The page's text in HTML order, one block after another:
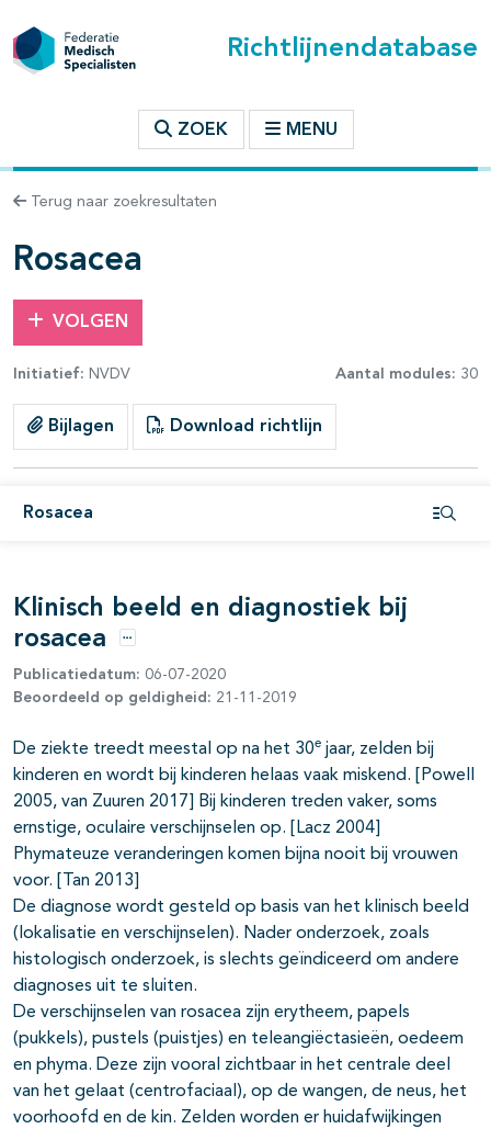
Richtlijnendatabase
ZOEK MENU
Terug naar zoekresultaten
Rosacea
VOLGEN
Initiatief: NVDV Aantal modules: 30
Bijlagen Download richtlijn
Rosacea
binnen deze richtlijn
open- en dichtklappen
open- en dichtklappen
open- en dichtklappen
Klinisch beeld en diagnostiek bij
rosacea
Opties
Publicatiedatum: 06-07-2020
Beoordeeld op geldigheid: 21-11-2019
De ziekte treedt meestal op na het 30e jaar, zelden bij
kinderen en wordt bij kinderen helaas vaak miskend. [Powell
2005, van Zuuren 2017] Bij kinderen treden vaker, soms
ernstige, oculaire verschijnselen op. [Lacz 2004]
Phymateuze veranderingen komen bijna nooit bij vrouwen
voor. [Tan 2013]
De diagnose wordt gesteld op basis van het klinisch beeld
(lokalisatie en verschijnselen). Nader onderzoek, zoals
histologisch onderzoek, is slechts geïndiceerd om andere
diagnoses uit te sluiten.
De verschijnselen van rosacea zijn erytheem, papels
(pukkels), pustels (puistjes) en teleangiëctasieën, oedeem
en phyma. Deze zijn vooral zichtbaar in het centrale deel
van het gelaat (centrofaciaal), op de wangen, de neus, het
voorhoofd en de kin. Zelden worden er huidafwijkingen